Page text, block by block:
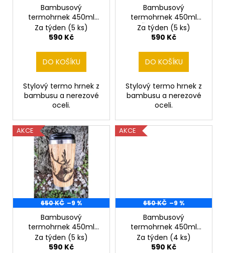
Bambusový
termohrnek 450ml
Bažant
Za týden (5 ks)
590 Kč
DO KOŠÍKU
Stylový termo hrnek z
bambusu a nerezové
oceli.
Bambusový
termohrnek 450ml
Český Fousek
Za týden (5 ks)
590 Kč
DO KOŠÍKU
Stylový termo hrnek z
bambusu a nerezové
oceli.
AKCE
650 KČ –9 %
Bambusový
termohrnek 450ml
Daněk
Za týden (5 ks)
590 Kč
AKCE
650 KČ –9 %
Bambusový
termohrnek 450ml
Divočák
Za týden (4 ks)
590 Kč
VYHAZOVACÍ
NŮŽ
V
ERBU